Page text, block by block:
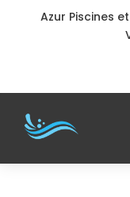
Azur Piscines